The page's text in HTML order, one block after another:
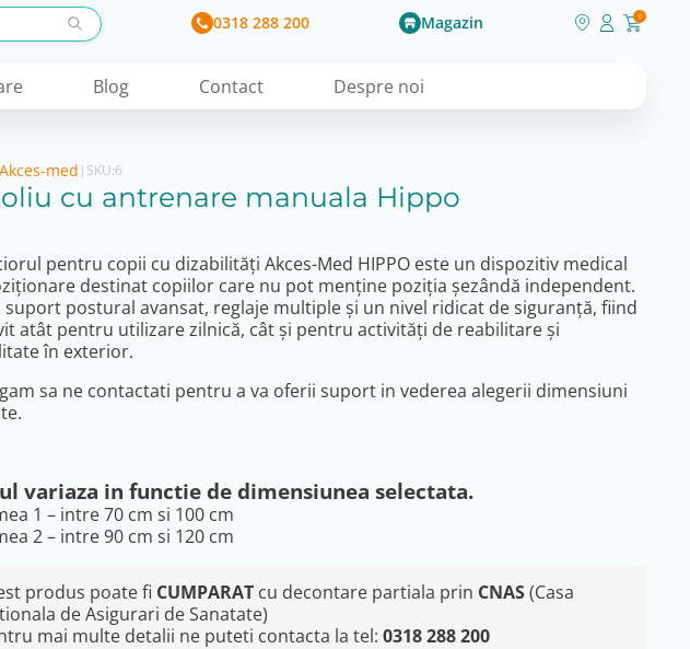
0318 288 200 Magazin 0
Blog Contact Despre noi
Akces-med | SKU:6
cu antrenare manuala Hippo
pentru copii cu dizabilități Akces-Med HIPPO este un dispozitiv medical
destinat copiilor care nu pot menține poziția șezândă independent.
suport postural avansat, reglaje multiple și un nivel ridicat de siguranță, fiind
atât pentru utilizare zilnică, cât și pentru activități de reabilitare și
în exterior.
sa ne contactati pentru a va oferii suport in vederea alegerii dimensiuni
variaza in functie de dimensiunea selectata.
1 – intre 70 cm si 100 cm
2 – intre 90 cm si 120 cm
produs poate fi CUMPARAT cu decontare partiala prin CNAS(Casa
de Asigurari de Sanatate)
mai multe detalii ne puteti contacta la tel: 0318 288 200